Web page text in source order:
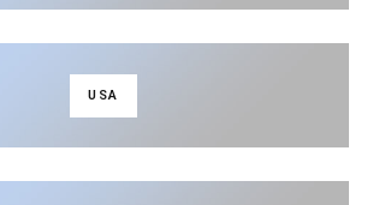
USA